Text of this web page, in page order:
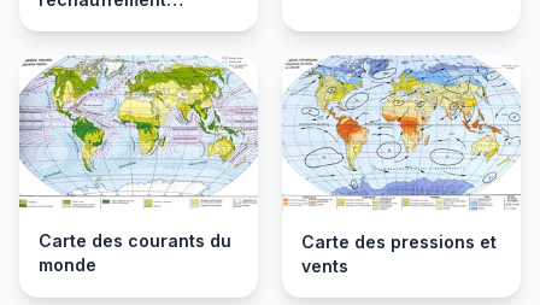
Carte des courants du
monde
Carte des pressions et
vents